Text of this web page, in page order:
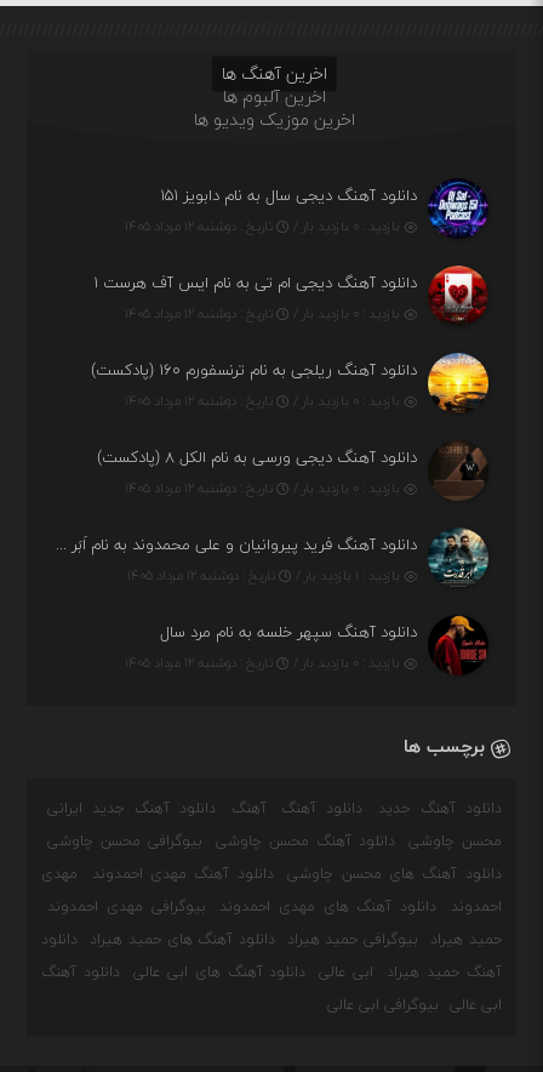
اخرین آهنگ ها
اخرین آلبوم ها
اخرین موزیک ویدیو ها
دانلود آهنگ دیجی سال به نام دابویز ۱۵۱
بازدید : ۰ بازدید بار / تاریخ : دوشنبه ۱۲ مرداد ۱۴۰۵
دانلود آهنگ دیجی ام تی به نام ایس آف هرست ۱
بازدید : ۰ بازدید بار / تاریخ : دوشنبه ۱۲ مرداد ۱۴۰۵
دانلود آهنگ ریلجی به نام ترنسفورم ۱۶۰ (پادکست)
بازدید : ۰ بازدید بار / تاریخ : دوشنبه ۱۲ مرداد ۱۴۰۵
دانلود آهنگ دیجی ورسی به نام الکل ۸ (پادکست)
بازدید : ۰ بازدید بار / تاریخ : دوشنبه ۱۲ مرداد ۱۴۰۵
دانلود آهنگ فرید پیروانیان و علی محمدوند به نام اَبَر قدرت
بازدید : ۱ بازدید بار / تاریخ : دوشنبه ۱۲ مرداد ۱۴۰۵
دانلود آهنگ سپهر خلسه به نام مرد سال
بازدید : ۰ بازدید بار / تاریخ : دوشنبه ۱۲ مرداد ۱۴۰۵
برچسب ها
دانلود آهنگ جدید دانلود آهنگ آهنگ
دانلود آهنگ جدید ایرانی
محسن چاوشی
دانلود آهنگ محسن چاوشی
بیوگرافی محسن چاوشی
دانلود آهنگ های محسن چاوشی
دانلود آهنگ مهدی احمدوند
مهدی
احمدوند
دانلود آهنگ های مهدی احمدوند
بیوگرافی مهدی احمدوند
حمید هیراد
بیوگرافی حمید هیراد دانلود آهنگ های حمید هیراد
دانلود
آهنگ حمید هیراد
ابی عالی دانلود آهنگ های ابی عالی
دانلود آهنگ
ابی عالی
بیوگرافی ابی عالی